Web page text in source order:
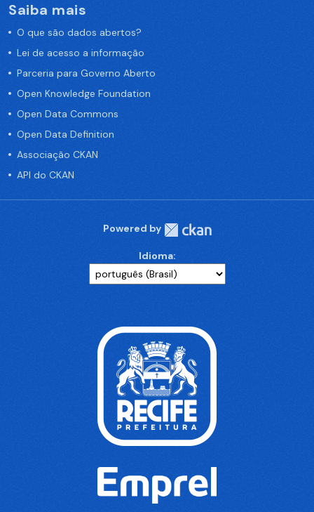
Saiba mais
O que são dados abertos?
Lei de acesso a informação
Parceria para Governo Aberto
Open Knowledge Foundation
Open Data Commons
Open Data Definition
Associação CKAN
API do CKAN
Powered by
Idioma